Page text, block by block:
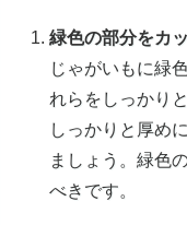
緑色の部分をカ
じゃがいもに緑
れらをしっかり
しっかりと厚め
ましょう。緑色
べきです。